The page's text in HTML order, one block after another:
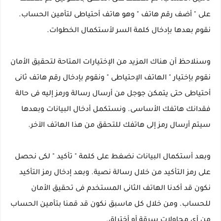
على " أضف رقم هاتف " وهو هاتف أحتياطى لتأمين الحساب.
نقوم بعدها بإدخال كلمة السر لأستكمال الخطوات.
وسنلاحظ أن هناك المزيد من الإختيارات المتاحة لتحقيق الأمان
نقوم بإختيار " الهاتف الإحتياطى " ونقوم بإدخال رقم هاتف ثانى
أحتياطى حتى يتمكن جوجل من أرسال رسالة ورمز إليه فى حالة
فقدانك هاتفك الأساسى. ونستكمل أدخال البيانات وبعدها
سيتم أرسال رمز إلى هاتفك للتحقق من هذا الهاتف الآخر.
وبعد أستكمال البيانات نضغط على كلمة " تأكيد " لكى نحصل
على رمز التأكيد من خلال رسالة نصية. وبعد إدخال رمز التأكيد
نكون قد أكدنا الهاتف الثانى المستخدم فى تحقيق الأمان
للحساب. ومن خلال كل ماسبق نكون قد قمنا بتأمين الحساب